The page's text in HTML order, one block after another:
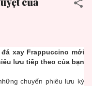
xay Frappuccino mới
lưu tiếp theo của bạn
chuyến phiêu lưu kỳ